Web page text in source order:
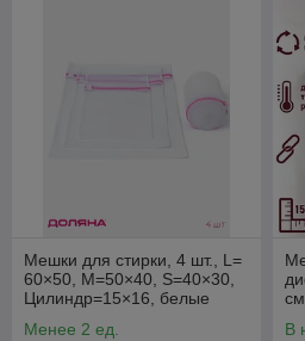
Мешки для стирки, 4 шт., L=
60×50, M=50×40, S=40×30,
Цилиндр=15×16, белые
Менее 2 ед.
В